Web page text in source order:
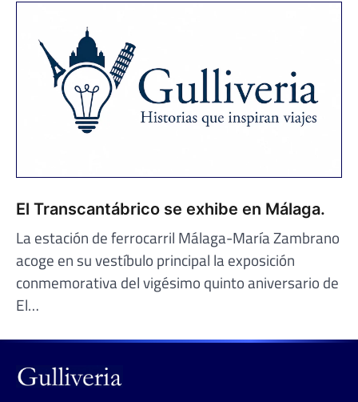
El Transcantábrico se exhibe en Málaga.
La estación de ferrocarril Málaga-María Zambrano
acoge en su vestíbulo principal la exposición
conmemorativa del vigésimo quinto aniversario de
El…